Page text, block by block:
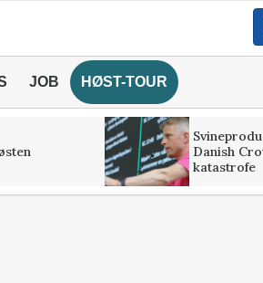
JOB HØST-TOUR
Danish
katastrofe